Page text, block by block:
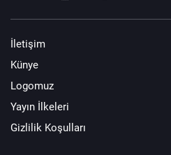
İletişim
Künye
Logomuz
Yayın İlkeleri
Gizlilik Koşulları